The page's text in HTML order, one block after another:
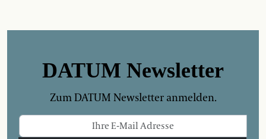
DATUM Newsletter
Zum DATUM Newsletter anmelden.